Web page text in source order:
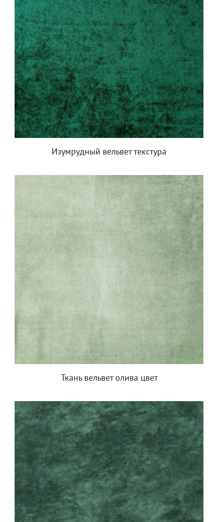
Изумрудный вельвет текстура
Ткань вельвет олива цвет